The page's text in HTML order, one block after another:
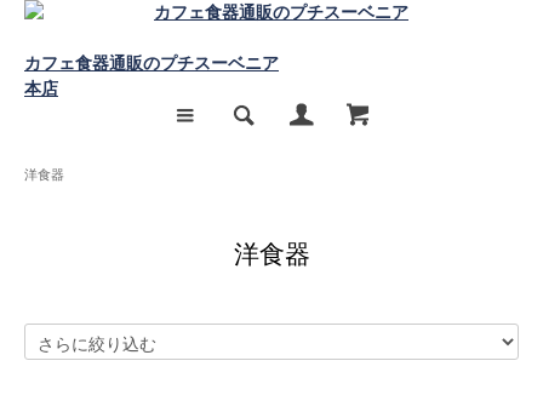
カフェ食器通販のプチスーベニア
本店
洋食器
洋食器